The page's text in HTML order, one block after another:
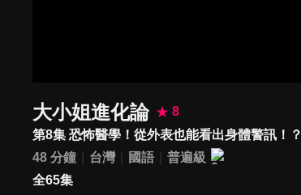
大小姐進化論
8
第8集 恐怖醫學！從外表也能看出身體警訊！？
48 分鐘
台灣 國語
普遍級
全65集